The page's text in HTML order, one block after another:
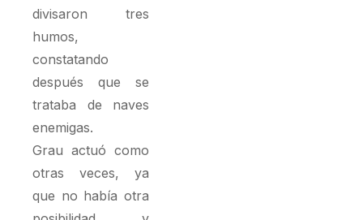
divisaron tres
humos,
constatando
después que se
trataba de naves
enemigas.
Grau actuó como
otras veces, ya
que no había otra